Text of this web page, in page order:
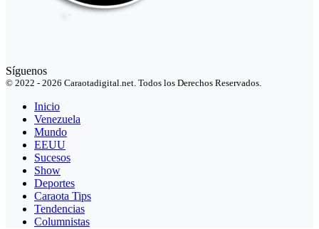
Síguenos
© 2022 - 2026 Caraotadigital.net. Todos los Derechos Reservados.
Inicio
Venezuela
Mundo
EEUU
Sucesos
Show
Deportes
Caraota Tips
Tendencias
Columnistas